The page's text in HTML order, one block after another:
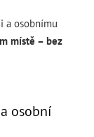
a osobnímu
místě – bez
osobní